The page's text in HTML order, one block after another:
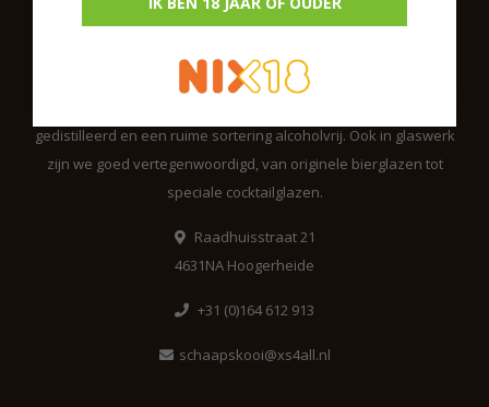
Schaapskooigeschenken.nl
gedistilleerd en een ruime sortering alcoholvrij. Ook in glaswerk
zijn we goed vertegenwoordigd, van originele bierglazen tot
speciale cocktailglazen.
Raadhuisstraat 21
4631NA Hoogerheide
+31 (0)164 612 913
schaapskooi@xs4all.nl